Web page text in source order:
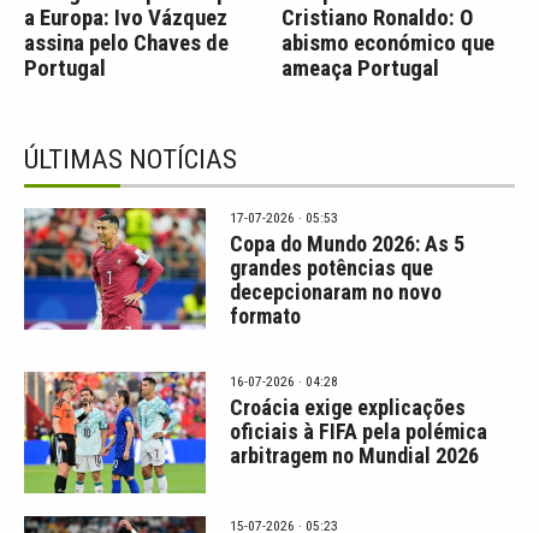
a Europa: Ivo Vázquez
assina pelo Chaves de
Portugal
Cristiano Ronaldo: O
abismo económico que
ameaça Portugal
ÚLTIMAS NOTÍCIAS
17-07-2026 · 05:53
Copa do Mundo 2026: As 5
grandes potências que
decepcionaram no novo
formato
16-07-2026 · 04:28
Croácia exige explicações
oficiais à FIFA pela polémica
arbitragem no Mundial 2026
15-07-2026 · 05:23